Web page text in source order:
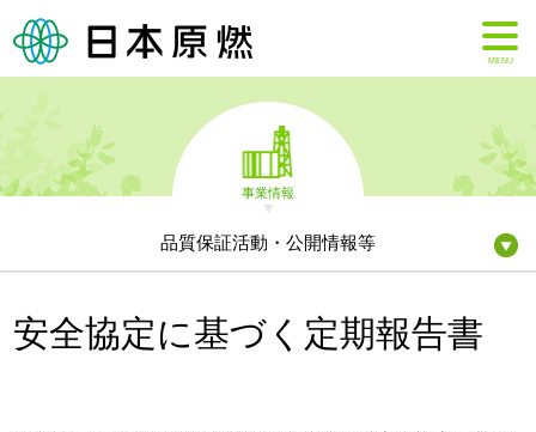
MENU
事業情報
品質保証活動・公開情報等
安全協定に基づく定期報告書